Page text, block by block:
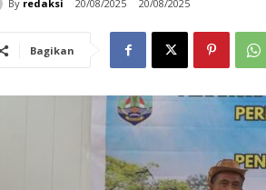
By redaksi 20/08/2025 20/08/2025
Bagikan